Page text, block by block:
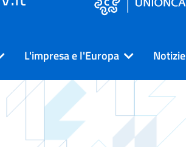
L'impresa e l'Europa Notizie